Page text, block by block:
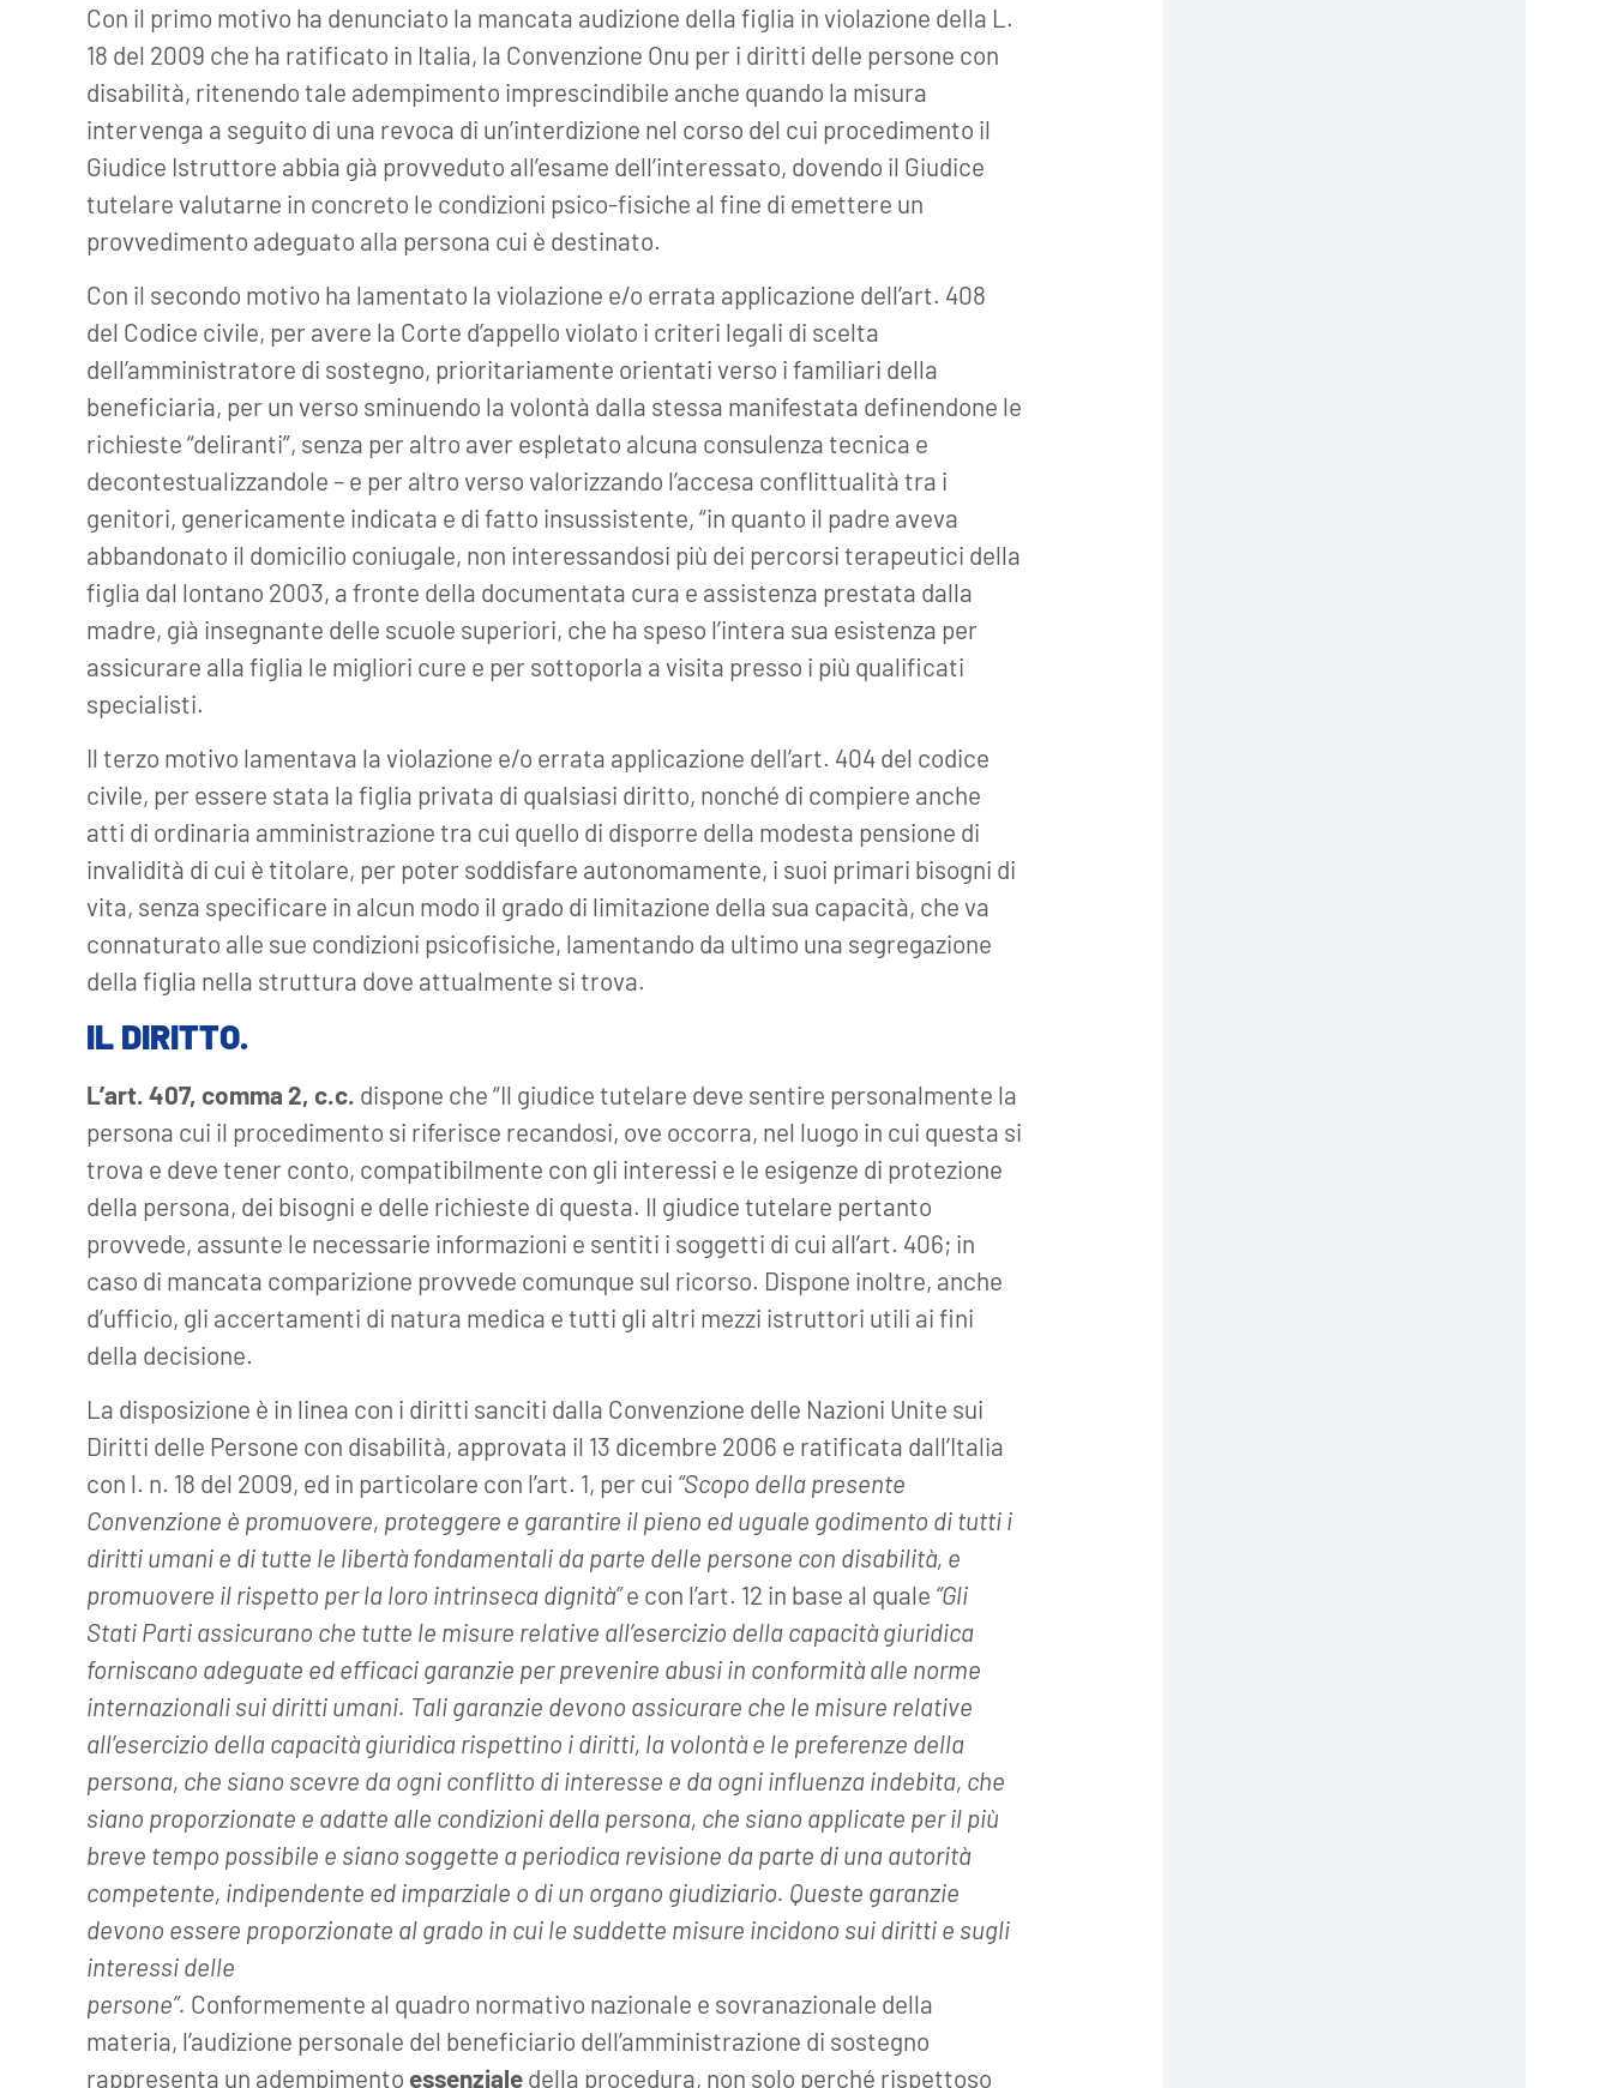
Con il primo motivo ha denunciato la mancata audizione della figlia in violazione della L.
18 del 2009 che ha ratificato in Italia, la Convenzione Onu per i diritti delle persone con
disabilità, ritenendo tale adempimento imprescindibile anche quando la misura
intervenga a seguito di una revoca di un’interdizione nel corso del cui procedimento il
Giudice Istruttore abbia già provveduto all’esame dell’interessato, dovendo il Giudice
tutelare valutarne in concreto le condizioni psico-fisiche al fine di emettere un
provvedimento adeguato alla persona cui è destinato.
Con il secondo motivo ha lamentato la violazione e/o errata applicazione dell’art. 408
del Codice civile, per avere la Corte d’appello violato i criteri legali di scelta
dell’amministratore di sostegno, prioritariamente orientati verso i familiari della
beneficiaria, per un verso sminuendo la volontà dalla stessa manifestata definendone le
richieste “deliranti”, senza per altro aver espletato alcuna consulenza tecnica e
decontestualizzandole – e per altro verso valorizzando l’accesa conflittualità tra i
genitori, genericamente indicata e di fatto insussistente, “in quanto il padre aveva
abbandonato il domicilio coniugale, non interessandosi più dei percorsi terapeutici della
figlia dal lontano 2003, a fronte della documentata cura e assistenza prestata dalla
madre, già insegnante delle scuole superiori, che ha speso l’intera sua esistenza per
assicurare alla figlia le migliori cure e per sottoporla a visita presso i più qualificati
specialisti.
Il terzo motivo lamentava la violazione e/o errata applicazione dell’art. 404 del codice
civile, per essere stata la figlia privata di qualsiasi diritto, nonché di compiere anche
atti di ordinaria amministrazione tra cui quello di disporre della modesta pensione di
invalidità di cui è titolare, per poter soddisfare autonomamente, i suoi primari bisogni di
vita, senza specificare in alcun modo il grado di limitazione della sua capacità, che va
connaturato alle sue condizioni psicofisiche, lamentando da ultimo una segregazione
della figlia nella struttura dove attualmente si trova.
IL DIRITTO.
L’art. 407, comma 2, c.c. dispone che “Il giudice tutelare deve sentire personalmente la
persona cui il procedimento si riferisce recandosi, ove occorra, nel luogo in cui questa si
trova e deve tener conto, compatibilmente con gli interessi e le esigenze di protezione
della persona, dei bisogni e delle richieste di questa. Il giudice tutelare pertanto
provvede, assunte le necessarie informazioni e sentiti i soggetti di cui all’art. 406; in
caso di mancata comparizione provvede comunque sul ricorso. Dispone inoltre, anche
d’ufficio, gli accertamenti di natura medica e tutti gli altri mezzi istruttori utili ai fini
della decisione.
La disposizione è in linea con i diritti sanciti dalla Convenzione delle Nazioni Unite sui
Diritti delle Persone con disabilità, approvata il 13 dicembre 2006 e ratificata dall’Italia
con l. n. 18 del 2009, ed in particolare con l’art. 1, per cui “Scopo della presente
Convenzione è promuovere, proteggere e garantire il pieno ed uguale godimento di tutti i
diritti umani e di tutte le libertà fondamentali da parte delle persone con disabilità, e
promuovere il rispetto per la loro intrinseca dignità”e con l’art. 12 in base al quale “Gli
Stati Parti assicurano che tutte le misure relative all’esercizio della capacità giuridica
forniscano adeguate ed efficaci garanzie per prevenire abusi in conformità alle norme
internazionali sui diritti umani. Tali garanzie devono assicurare che le misure relative
all’esercizio della capacità giuridica rispettino i diritti, la volontà e le preferenze della
persona, che siano scevre da ogni conflitto di interesse e da ogni influenza indebita, che
siano proporzionate e adatte alle condizioni della persona, che siano applicate per il più
breve tempo possibile e siano soggette a periodica revisione da parte di una autorità
competente, indipendente ed imparziale o di un organo giudiziario. Queste garanzie
devono essere proporzionate al grado in cui le suddette misure incidono sui diritti e sugli
interessi delle
persone”. Conformemente al quadro normativo nazionale e sovranazionale della
materia, l’audizione personale del beneficiario dell’amministrazione di sostegno
rappresenta un adempimento essenziale della procedura, non solo perché rispettoso